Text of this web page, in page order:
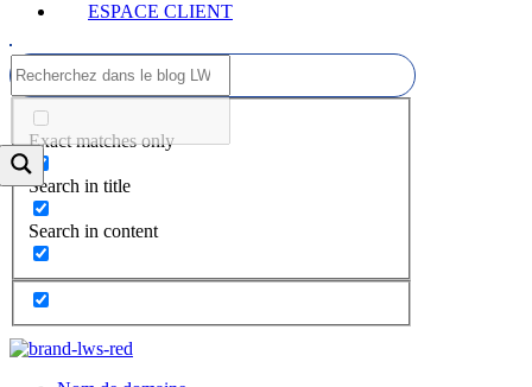
ESPACE CLIENT
Exact matches only
Search in title
Search in content